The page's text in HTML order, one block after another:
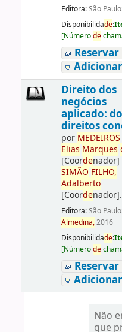
Editora:São
Disponibilidade:
[Númerode
Reservar
Direito dos
negócios
aplicado:
direitos
por MEDEIROS
Elias Marques
[Coordenador]
SIMÃO FILHO,
Adalberto
[Coordenador].
Editora:São
Almedina,2016
Disponibilidade:
[Númerode
Reservar
Não
que